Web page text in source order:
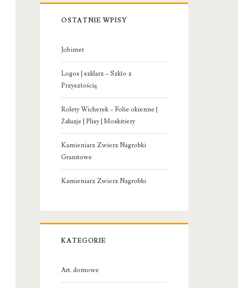
OSTATNIE WPISY
Jobimet
Logos | szklarz – Szkło z
Przyszłością
Rolety Wicherek – Folie okienne |
Żaluzje | Plisy | Moskitiery
Kamieniarz Zwierz Nagrobki
Granitowe
Kamieniarz Zwierz Nagrobki
KATEGORIE
Art. domowe